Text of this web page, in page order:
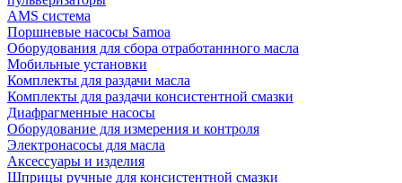
AMS система
Поршневые насосы Samoa
Оборудования для сбора отработаннного масла
Мобильные установки
Комплекты для раздачи масла
Комплекты для раздачи консистентной смазки
Диафрагменные насосы
Оборудование для измерения и контроля
Электронасосы для масла
Аксессуары и изделия
Шприцы ручные для консистентной смазки